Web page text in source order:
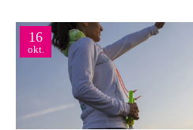
16
okt.